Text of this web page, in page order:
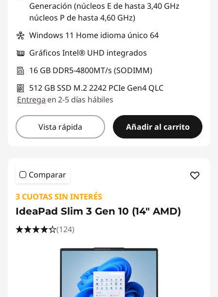
Generación (núcleos E de hasta 3,40 GHz
núcleos P de hasta 4,60 GHz)
Windows 11 Home idioma único 64
Gráficos Intel® UHD integrados
16 GB DDR5-4800MT/s (SODIMM)
512 GB SSD M.2 2242 PCIe Gen4 QLC
Entrega en 2-5 días hábiles
Vista rápida Añadir al carrito
Comparar
3 CUOTAS SIN INTERÉS
IdeaPad Slim 3 Gen 10 (14" AMD)
(124)